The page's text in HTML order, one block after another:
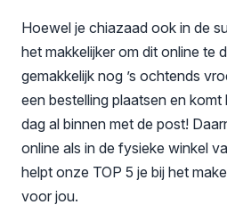
Hoewel je chiazaad ook in de
het makkelijker om dit online te
gemakkelijk nog ’s ochtends
een bestelling plaatsen en
dag al binnen met de post!
online als in de fysieke winkel
helpt onze TOP 5 je bij het
voor jou.